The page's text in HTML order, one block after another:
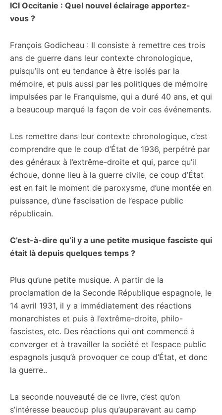
ICI Occitanie : Quel nouvel éclairage apportez-
vous ?
François Godicheau : Il consiste à remettre ces trois
ans de guerre dans leur contexte chronologique,
puisqu’ils ont eu tendance à être isolés par la
mémoire, et puis aussi par les politiques de mémoire
impulsées par le Franquisme, qui a duré 40 ans, et qui
a beaucoup marqué la façon de voir ces événements.
Les remettre dans leur contexte chronologique, c’est
comprendre que le coup d’État de 1936, perpétré par
des généraux à l’extrême-droite et qui, parce qu’il
échoue, donne lieu à la guerre civile, ce coup d’État
est en fait le moment de paroxysme, d’une montée en
puissance, d’une fascisation de l’espace public
républicain.
C’est-à-dire qu’il y a une petite musique fasciste qui
était là depuis quelques temps ?
Plus qu’une petite musique. A partir de la
proclamation de la Seconde République espagnole, le
14 avril 1931, il y a immédiatement des réactions
monarchistes et puis à l’extrême-droite, philo-
fascistes, etc. Des réactions qui ont commencé à
converger et à travailler la société et l’espace public
espagnols jusqu’à provoquer ce coup d’État, et donc
la guerre..
La seconde nouveauté de ce livre, c’est qu’on
s’intéresse beaucoup plus qu’auparavant au camp